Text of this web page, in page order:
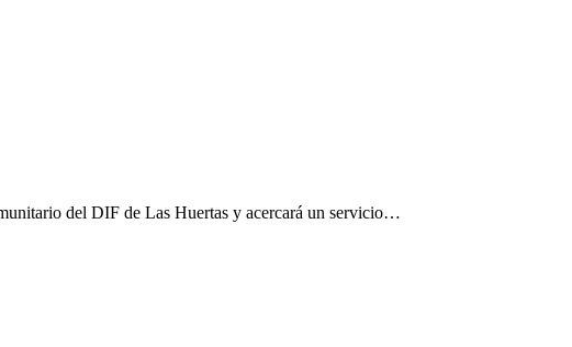
del DIF de Las Huertas y acercará un servicio…